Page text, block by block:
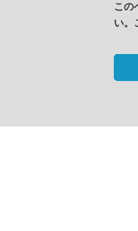
この
い。